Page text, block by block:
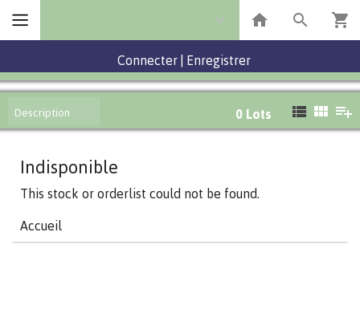
Connecter Enregistrer
Description 0 Lots
Indisponible
This stock or orderlist could not be found.
Accueil